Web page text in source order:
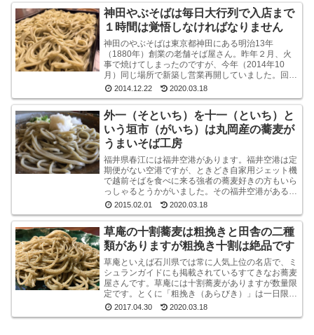
神田やぶそばは毎日大行列で入店まで
１時間は覚悟しなければなりません
神田のやぶそばは東京都神田にある明治13年
（1880年）創業の老舗そば屋さん。昨年２月、火
事で焼けてしまったのですが、今年（2014年10
月）同じ場所で新築し営業再開していました。回り
は高層ビルばかりという都内一等地に、ビルではな
く平屋のよ...
2014.12.22 2020.03.18
外一（そといち）を十一（といち）と
いう垣市（がいち）は丸岡産の蕎麦が
うまいそば工房
福井県春江には福井空港があります。福井空港は定
期便がない空港ですが、ときどき自家用ジェット機
で越前そばを食べに来る強者の蕎麦好きの方もいら
っしゃるとうかがいました。その福井空港がある春
江には、垣市（がいち）という小さなお蕎麦屋さん
があります...
2015.02.01 2020.03.18
草庵の十割蕎麦は粗挽きと田舎の二種
類がありますが粗挽き十割は絶品です
草庵といえば石川県では常に人気上位の名店で、ミ
シュランガイドにも掲載されているすてきなお蕎麦
屋さんです。草庵には十割蕎麦がありますが数量限
定です。とくに「粗挽き（あらびき）」は一日限定
１０食というレアな十割蕎麦です。もしも、十割粗
挽きがオー...
2017.04.30 2020.03.18